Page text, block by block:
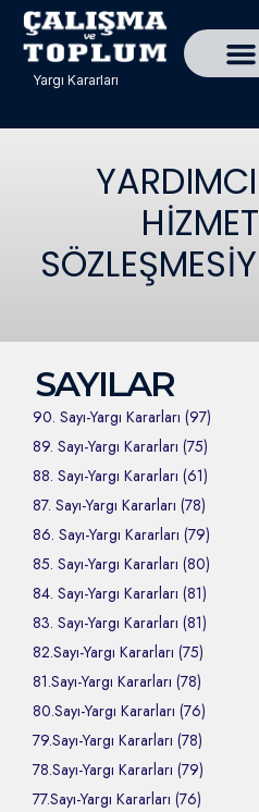
Yargı Kararları
SAYILAR
90. Sayı-Yargı Kararları (97)
89. Sayı-Yargı Kararları (75)
88. Sayı-Yargı Kararları (61)
87. Sayı-Yargı Kararları (78)
86. Sayı-Yargı Kararları (79)
85. Sayı-Yargı Kararları (80)
84. Sayı-Yargı Kararları (81)
83. Sayı-Yargı Kararları (81)
82.Sayı-Yargı Kararları (75)
81.Sayı-Yargı Kararları (78)
80.Sayı-Yargı Kararları (76)
79.Sayı-Yargı Kararları (78)
78.Sayı-Yargı Kararları (79)
77.Sayı-Yargı Kararları (76)